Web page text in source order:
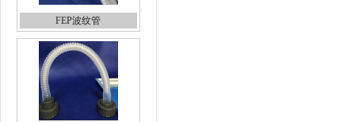
FEP波纹管